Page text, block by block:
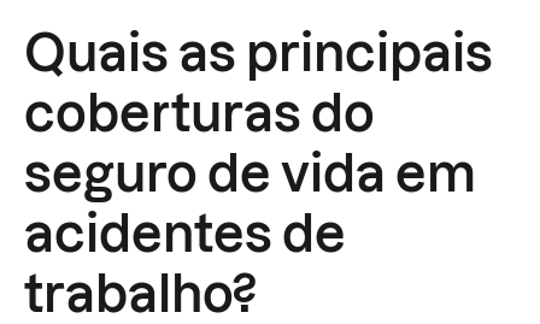
Quais as principais
coberturas do
seguro de vida em
acidentes de
trabalho?